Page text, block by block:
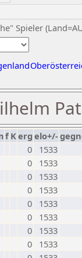
Spieler
f Kerg elo+/-
0
1533
0
1533
0
1533
0
1533
0
1533
0
1533
0
1533
0
1533